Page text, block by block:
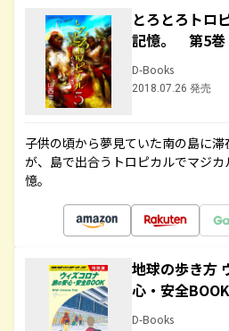
とろとろトロ
記憶。 第5巻
D-Books
2018.07.26 発売
子供の頃から夢見ていた南の島に
が、島で出合うトロピカルでマジ
憶。
地球の歩き方
心・安全BOOK
D-Books